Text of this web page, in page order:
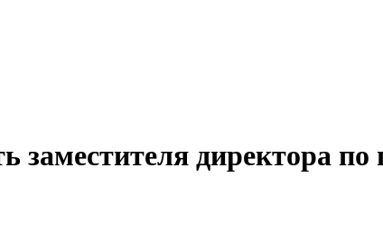
заместителя директора